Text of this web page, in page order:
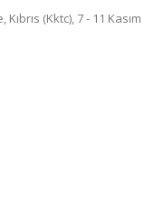
(Kktc), 7 - 11 Kasım